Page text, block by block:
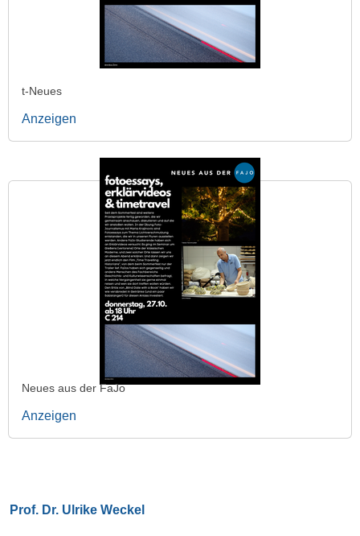
t-Neues
Anzeigen
Neues aus der FaJo
Anzeigen
Prof. Dr. Ulrike Weckel